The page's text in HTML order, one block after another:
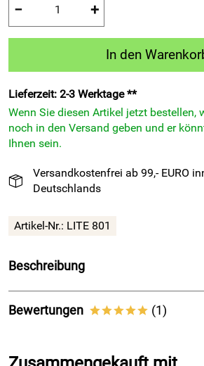
− +
In den
Lieferzeit: 2-3 Werktage **
Wenn Sie diesen Artikel jetzt bestellen,
noch in den Versand geben und er
Ihnen sein.
Versandkostenfrei ab 99,- EURO
Deutschlands
Artikel-Nr.: LITE 801
Beschreibung
Schienbeinschoner Lite 801 Fußball,
liefert starke Kontrolle und sicheren
Bewertungen ***** (1)